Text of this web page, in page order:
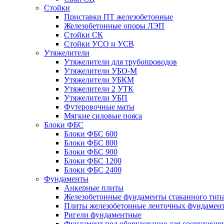
Стойки
Приставки ПТ железобетонные
Железобетонные опоры ЛЭП
Стойки СК
Стойки УСО и УСВ
Утяжелители
Утяжелители для трубопроводов
Утяжелители УБО-М
Утяжелители УБКМ
Утяжелители 2 УТК
Утяжелители УБП
Футеровочные маты
Мягкие силовые пояса
Блоки ФБС
Блоки ФБС 600
Блоки ФБС 800
Блоки ФБС 900
Блоки ФБС 1200
Блоки ФБС 2400
Фундаменты
Анкерные плиты
Железобетонные фундаменты стаканного типа
Плиты железобетонные ленточных
Ригели фундаментные